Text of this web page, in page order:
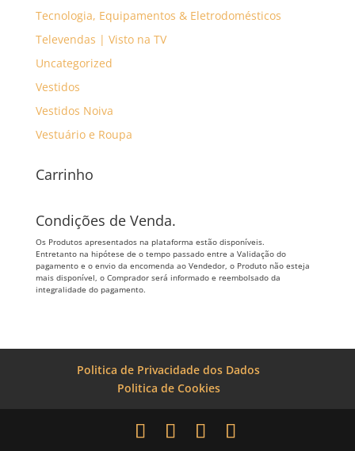
Tecnologia, Equipamentos & Eletrodomésticos
Televendas | Visto na TV
Uncategorized
Vestidos
Vestidos Noiva
Vestuário e Roupa
Carrinho
Condições de Venda.
Os Produtos apresentados na plataforma estão disponíveis.
Entretanto na hipótese de o tempo passado entre a Validação do
pagamento e o envio da encomenda ao Vendedor, o Produto não esteja
mais disponível, o Comprador será informado e reembolsado da
integralidade do pagamento.
Politica de Privacidade dos Dados
Politica de Cookies